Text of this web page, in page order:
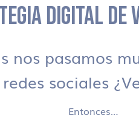
DIGITAL
nos pasamos
redes sociales
Entonces…